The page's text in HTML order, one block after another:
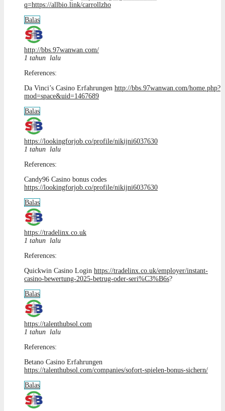
q=https://allbio.link/carrollzho
Balas
http://bbs.97wanwan.com/
1 tahun lalu
References:
Da Vinci’s Casino Erfahrungen http://bbs.97wanwan.com/home.php?
mod=space&uid=1467689
Balas
https://lookingforjob.co/profile/nikijni6037630
1 tahun lalu
References:
Candy96 Casino bonus codes
https://lookingforjob.co/profile/nikijni6037630
Balas
https://tradelinx.co.uk
1 tahun lalu
References:
Quickwin Casino Login https://tradelinx.co.uk/employer/instant-
casino-bewertung-2025-betrug-oder-seri%C3%B6s?
Balas
https://talenthubsol.com
1 tahun lalu
References:
Betano Casino Erfahrungen
https://talenthubsol.com/companies/sofort-spielen-bonus-sichern/
Balas